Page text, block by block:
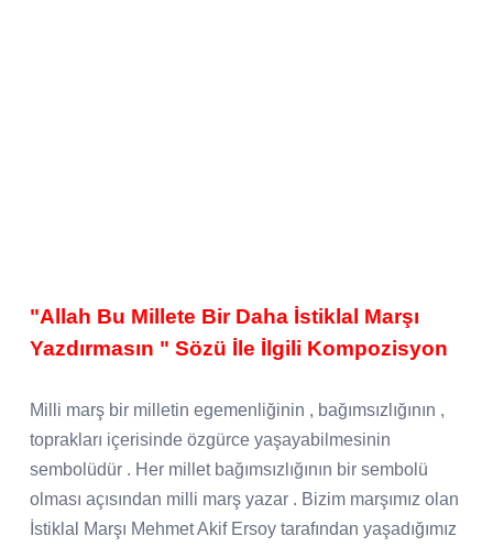
"Allah Bu Millete Bir Daha İstiklal Marşı
Yazdırmasın " Sözü İle İlgili Kompozisyon
Milli marş bir milletin egemenliğinin , bağımsızlığının ,
toprakları içerisinde özgürce yaşayabilmesinin
sembolüdür . Her millet bağımsızlığının bir sembolü
olması açısından milli marş yazar . Bizim marşımız olan
İstiklal Marşı Mehmet Akif Ersoy tarafından yaşadığımız